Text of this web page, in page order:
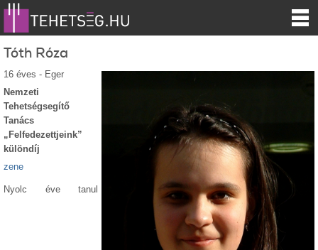
Tóth Róza
16 éves - Eger
Nemzeti
Tehetségsegítő
Tanács
„Felfedezettjeink”
különdíj
zene
Nyolc éve tanul